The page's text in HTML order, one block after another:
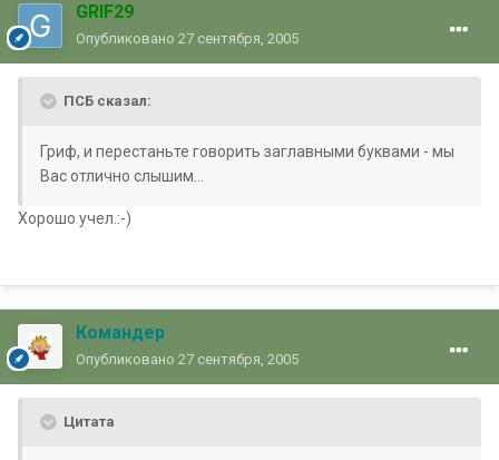
GRIF29
Опубликовано 27 сентября, 2005
ПСБ сказал:
Гриф, и перестаньте говорить заглавными буквами - мы
Вас отлично слышим...
Хорошо учел.:-)
Командер
Опубликовано 27 сентября, 2005
Цитата